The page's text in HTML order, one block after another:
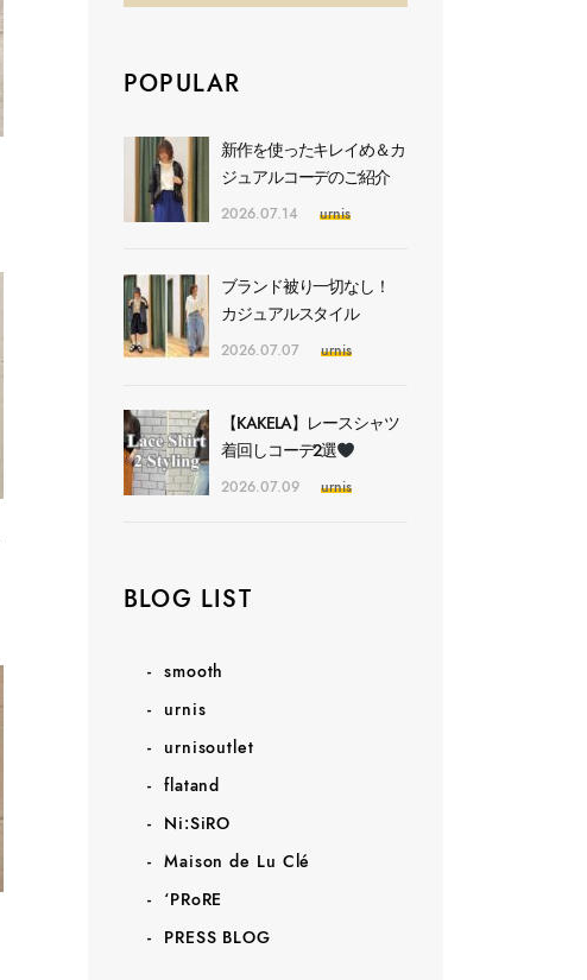
POPULAR
新作を使ったキレイめ＆カ
ジュアルコーデのご紹介
2026.07.14 urnis
ブランド被り一切なし！
カジュアルスタイル
2026.07.07 urnis
【KAKELA】レースシャツ
着回しコーデ2選
2026.07.09 urnis
BLOG LIST
smooth
urnis
urnisoutlet
flatand
Ni:SiRO
Maison de Lu Clé
‘PRoRE
PRESS BLOG